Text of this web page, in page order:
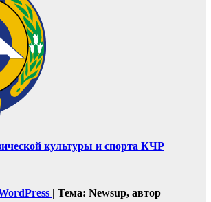
культуры и спорта КЧР
| Тема: Newsup, автор